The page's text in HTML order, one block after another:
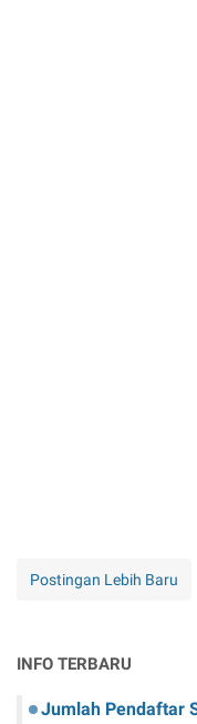
Postingan Lebih Baru
INFO TERBARU
Jumlah Pendaftar